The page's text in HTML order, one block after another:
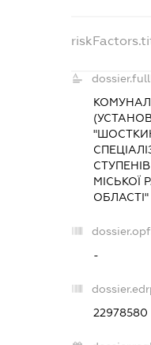
МІСЬКОЇ
ОБЛАСТІ"
-
22978580